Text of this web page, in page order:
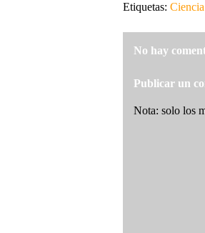
Etiquetas:
No hay
Publicar un
Nota: solo los